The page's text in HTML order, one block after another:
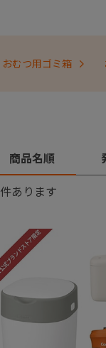
おむつ用ゴミ箱
商品名順
件あります